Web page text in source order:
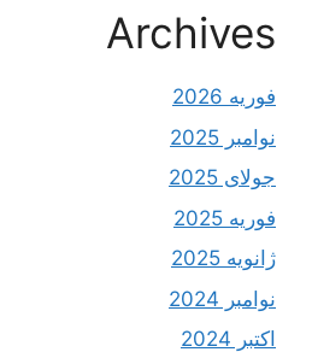
Archives
فوریه 2026
نوامبر 2025
جولای 2025
فوریه 2025
ژانویه 2025
نوامبر 2024
اکتبر 2024